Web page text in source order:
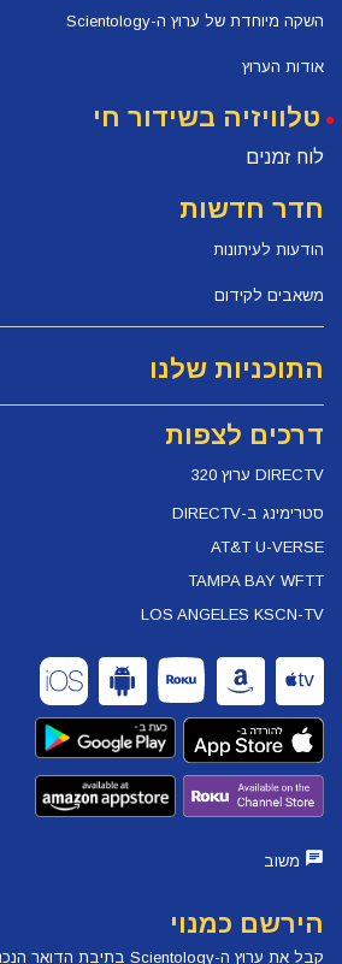
השקה מיוחדת של ערוץ ה-Scientology
אודות הערוץ
טלוויזיה בשידור חי
לוח זמנים
חדר חדשות
הודעות לעיתונות
משאבים לקידום
התוכניות שלנו
דרכים לצפות
DIRECTV ערוץ 320
סטרימינג ב-DIRECTV
AT&T U-VERSE
TAMPA BAY WFTT
LOS ANGELES KSCN-TV
משוב
הירשם כמנוי
קבל את ערוץ ה-Scientology בתיבת הדואר הנכנס שלך